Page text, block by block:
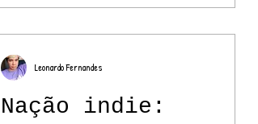
ao Brasil no fim de
2022
Nação indie:
Leonardo Fernandes